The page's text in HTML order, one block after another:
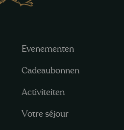
Evenementen
Cadeaubonnen
Activiteiten
Votre séjour